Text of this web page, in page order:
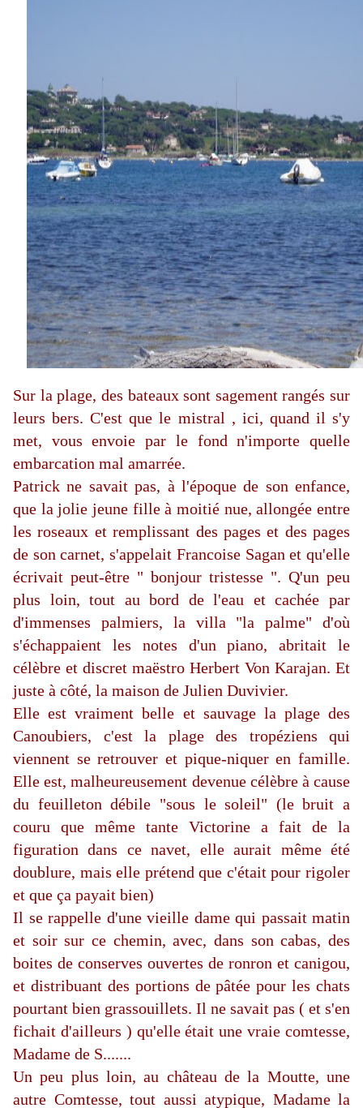
Sur la plage, des bateaux sont sagement rangés sur
leurs bers. C'est que le mistral , ici, quand il s'y
met, vous envoie par le fond n'importe quelle
embarcation mal amarrée.
Patrick ne savait pas, à l'époque de son enfance,
que la jolie jeune fille à moitié nue, allongée entre
les roseaux et remplissant des pages et des pages
de son carnet, s'appelait Francoise Sagan et qu'elle
écrivait peut-être " bonjour tristesse ". Q'un peu
plus loin, tout au bord de l'eau et cachée par
d'immenses palmiers, la villa "la palme" d'où
s'échappaient les notes d'un piano, abritait le
célèbre et discret maëstro Herbert Von Karajan. Et
juste à côté, la maison de Julien Duvivier.
Elle est vraiment belle et sauvage la plage des
Canoubiers, c'est la plage des tropéziens qui
viennent se retrouver et pique-niquer en famille.
Elle est, malheureusement devenue célèbre à cause
du feuilleton débile "sous le soleil" (le bruit a
couru que même tante Victorine a fait de la
figuration dans ce navet, elle aurait même été
doublure, mais elle prétend que c'était pour rigoler
et que ça payait bien)
Il se rappelle d'une vieille dame qui passait matin
et soir sur ce chemin, avec, dans son cabas, des
boites de conserves ouvertes de ronron et canigou,
et distribuant des portions de pâtée pour les chats
pourtant bien grassouillets. Il ne savait pas ( et s'en
fichait d'ailleurs ) qu'elle était une vraie comtesse,
Madame de S.......
Un peu plus loin, au château de la Moutte, une
autre Comtesse, tout aussi atypique, Madame la